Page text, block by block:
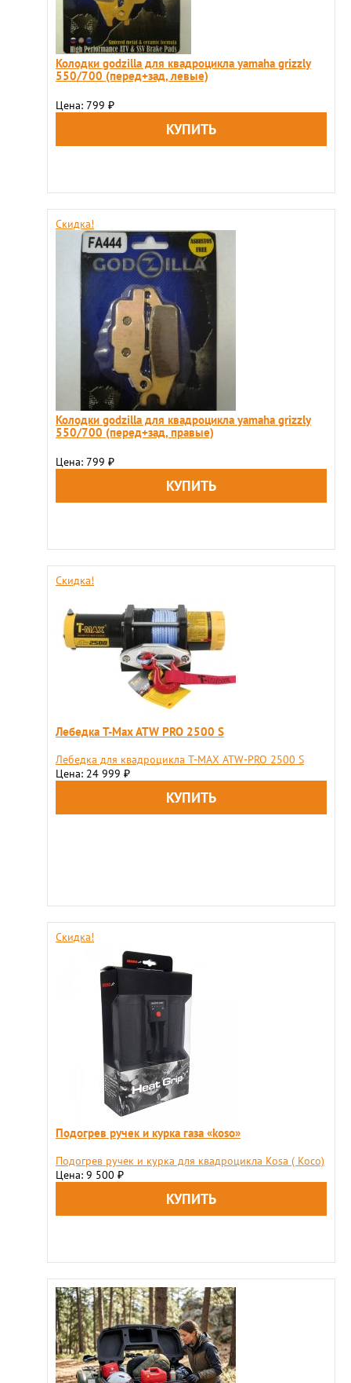
Колодки godzilla для квадроцикла yamaha grizzly
550/700 (перед+зад, левые)
Цена: 799 ₽
Скидка!
Колодки godzilla для квадроцикла yamaha grizzly
550/700 (перед+зад, правые)
Цена: 799 ₽
Скидка!
Лебедка T-Max ATW PRO 2500 S
Лебедка для квадроцикла T-MAX ATW-PRO 2500 S
Цена: 24 999 ₽
Скидка!
Подогрев ручек и курка газа «koso»
Подогрев ручек и курка для квадроцикла Kosa ( Косо)
Цена: 9 500 ₽